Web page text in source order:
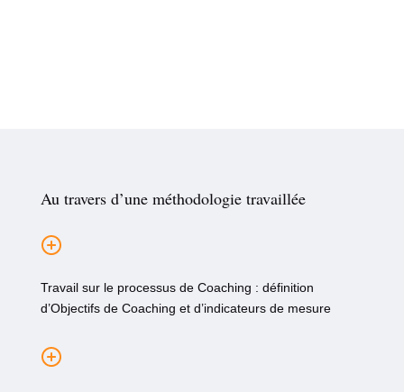
Au travers d’une méthodologie travaillée
Travail sur le processus de Coaching : définition
d’Objectifs de Coaching et d’indicateurs de mesure